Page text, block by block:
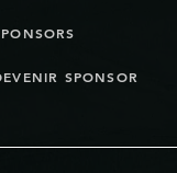
SPONSOR